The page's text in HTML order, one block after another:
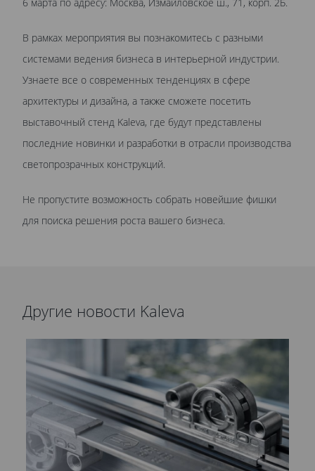
В рамках мероприятия вы познакомитесь с разными
системами ведения бизнеса в интерьерной индустрии.
Узнаете все о современных тенденциях в сфере
архитектуры и дизайна, а также сможете посетить
выставочный стенд Kaleva, где будут представлены
последние новинки и разработки в отрасли производства
светопрозрачных конструкций.
Не пропустите возможность собрать новейшие фишки
для поиска решения роста вашего бизнеса.
Другие новости Kaleva